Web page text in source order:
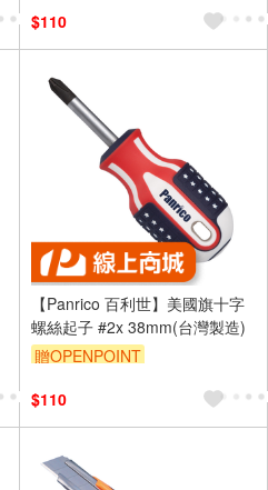
$110
【Panrico 百利世】美國旗十字
螺絲起子 #2x 38mm(台灣製造)
贈OPENPOINT
$110